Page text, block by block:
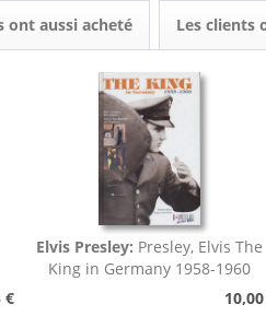
ont aussi acheté Les clients
€
Elvis Presley: Presley, Elvis The
King in Germany 1958-1960